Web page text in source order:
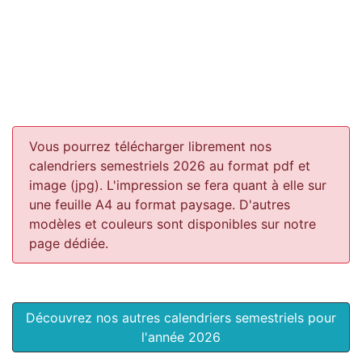
Vous pourrez télécharger librement nos
calendriers semestriels 2026 au format pdf et
image (jpg). L'impression se fera quant à elle sur
une feuille A4 au format paysage. D'autres
modèles et couleurs sont disponibles sur notre
page dédiée.
Découvrez nos autres calendriers semestriels pour
l'année 2026